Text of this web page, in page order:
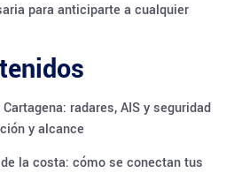
para anticiparte a cualquier
radares, AIS y seguridad
y alcance
la costa: cómo se conectan tus